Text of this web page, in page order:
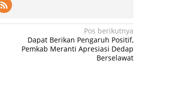
Pos berikutnya
Dapat Berikan Pengaruh Positif,
Pemkab Meranti Apresiasi Dedap
Berselawat